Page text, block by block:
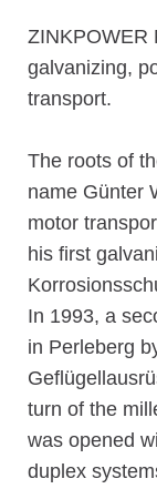
ZINKPOWER
galvanizing,
transport.
The roots of
name Günter
motor
his first
In 1993, a
in Perleberg
turn of the
was opened
duplex